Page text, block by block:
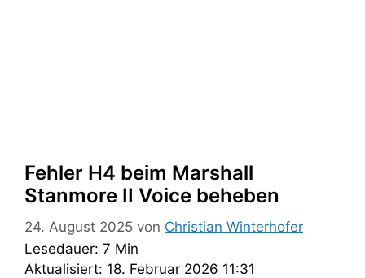
Fehler H4 beim Marshall
Stanmore II Voice beheben
24. August 2025 von Christian Winterhofer
Lesedauer: 7 Min
Aktualisiert: 18. Februar 2026 11:31